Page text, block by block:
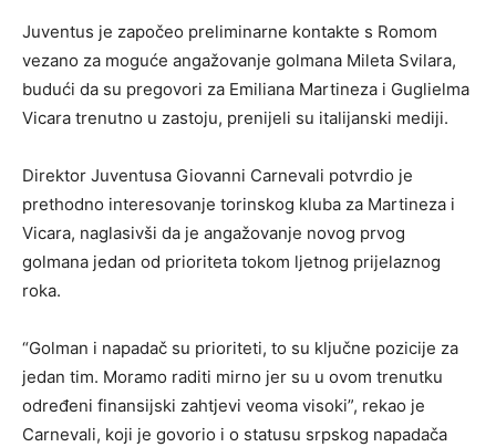
Juventus je započeo preliminarne kontakte s Romom
vezano za moguće angažovanje golmana Mileta Svilara,
budući da su pregovori za Emiliana Martineza i Guglielma
Vicara trenutno u zastoju, prenijeli su italijanski mediji.
Direktor Juventusa Giovanni Carnevali potvrdio je
prethodno interesovanje torinskog kluba za Martineza i
Vicara, naglasivši da je angažovanje novog prvog
golmana jedan od prioriteta tokom ljetnog prijelaznog
roka.
“Golman i napadač su prioriteti, to su ključne pozicije za
jedan tim. Moramo raditi mirno jer su u ovom trenutku
određeni finansijski zahtjevi veoma visoki”, rekao je
Carnevali, koji je govorio i o statusu srpskog napadača